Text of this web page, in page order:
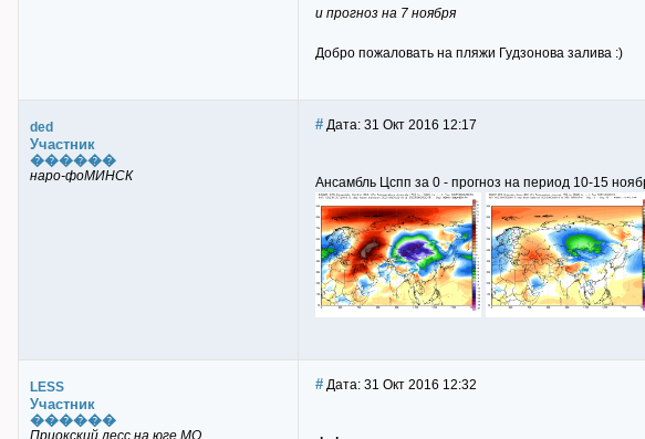
и прогноз на 7 ноября
Добро пожаловать на пляжи Гудзонова залива :)
ded
Участник
������
наро-фоМИНСК
# Дата: 31 Окт 2016 12:17
Ансамбль Цспп за 0 - прогноз на период 10-15
LESS
Участник
������
Приокский лесс на юге МО
# Дата: 31 Окт 2016 12:32